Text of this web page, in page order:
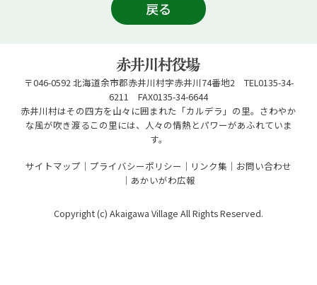
戻る
〒046-0592 北海道余市郡赤井川村字赤井川74番地2 TEL0135-34-
6211 FAX0135-34-6644
赤井川村はその四方を山々に囲まれた「カルデラ」の里。さわやか
な風が吹き渡るこの里には、人々の情熱とパワーがあふれていま
す。
サイトマップ
プライバシーポリシー リンク集
お問い合わせ
あかいがわ広報
Copyright (c) Akaigawa Village All Rights Reserved.